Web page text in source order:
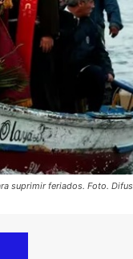
suprimir feriados. Foto.